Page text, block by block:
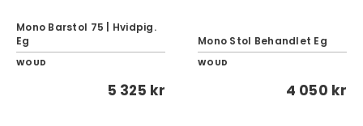
Mono Barstol 75 | Hvidpig.
Eg
WOUD
5 325 kr
Mono Stol Behandlet Eg
WOUD
4 050 kr